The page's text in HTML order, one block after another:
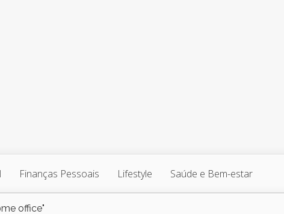
Finanças Pessoais Lifestyle Saúde e Bem-estar
office"